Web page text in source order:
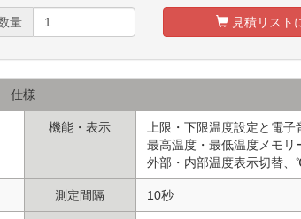
量 見積リスト
仕様
機能・表示
上限・下限温度設定と電子
最高温度・最低温度メモリ
外部・内部温度表示切替
測定間隔 10秒